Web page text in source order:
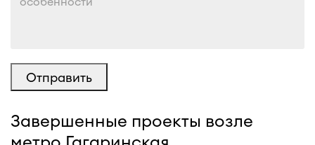
Завершенные проекты возле